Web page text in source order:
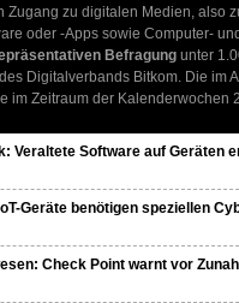
Zugang zu digitalen Medien, also
oder -Apps sowie Computer-
Befragung unter
Digitalverbands Bitkom. Die im
im Zeitraum der Kalenderwochen
Veraltete Software auf Geräten
Geräte benötigen speziellen
Check Point warnt vor